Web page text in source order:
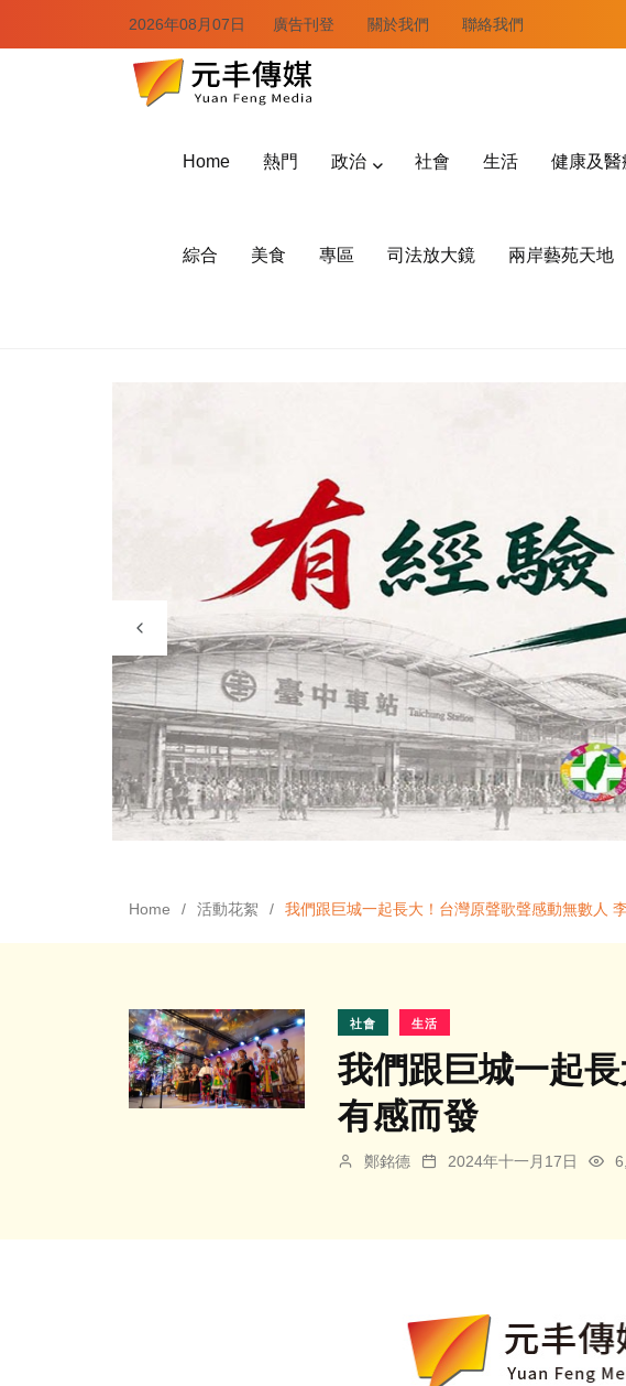
2026年08月07日 廣告刊登 關於我們 聯絡我們
Home 熱門 政治 社會 生活 健康及醫
綜合 美食 專區 司法放大鏡 兩岸藝苑天地
Home 活動花絮 我們跟巨城一起長大！台灣原聲歌聲感動無數人
社會 生活
我們跟巨城一起
有感而發
鄭銘德 2024年十一月17日